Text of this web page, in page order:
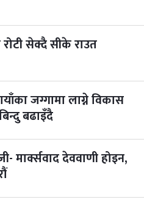
सेक्दै सीके राउत
जग्गामा लाग्ने विकास
बढाइँदै
मार्क्सवाद देववाणी होइन,